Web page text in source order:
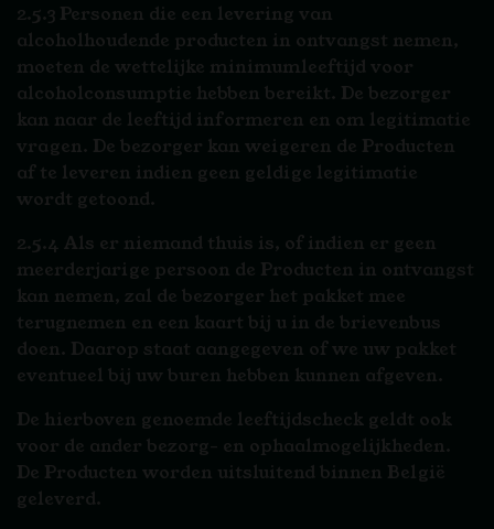
2.5.3 Personen die een levering van
alcoholhoudende producten in ontvangst nemen,
moeten de wettelijke minimumleeftijd voor
alcoholconsumptie hebben bereikt. De bezorger
kan naar de leeftijd informeren en om legitimatie
vragen. De bezorger kan weigeren de Producten
af te leveren indien geen geldige legitimatie
wordt getoond.
2.5.4 Als er niemand thuis is, of indien er geen
meerderjarige persoon de Producten in ontvangst
kan nemen, zal de bezorger het pakket mee
terugnemen en een kaart bij u in de brievenbus
doen. Daarop staat aangegeven of we uw pakket
eventueel bij uw buren hebben kunnen afgeven.
De hierboven genoemde leeftijdscheck geldt ook
voor de ander bezorg- en ophaalmogelijkheden.
De Producten worden uitsluitend binnen België
geleverd.